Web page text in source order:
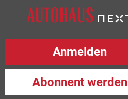
Anmelden
Abonnent werden